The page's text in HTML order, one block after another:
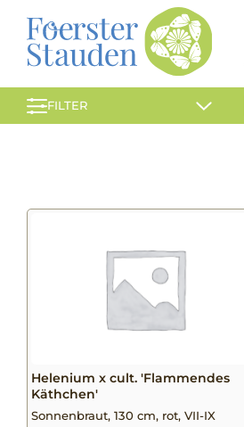
FILTER
Helenium x cult. 'Flammendes
Käthchen'
Sonnenbraut, 130 cm, rot, VII-IX